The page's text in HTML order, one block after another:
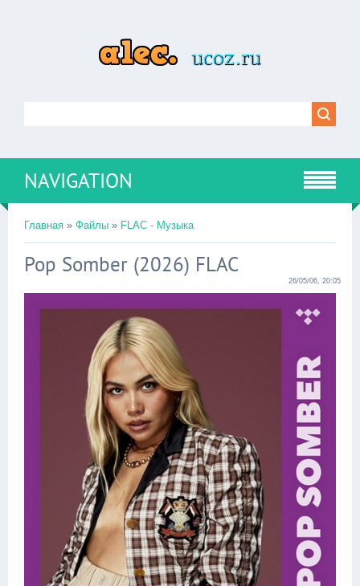
NAVIGATION
Главная » Файлы » FLAC - Музыка
Pop Somber (2026) FLAC
26/05/06, 20:05